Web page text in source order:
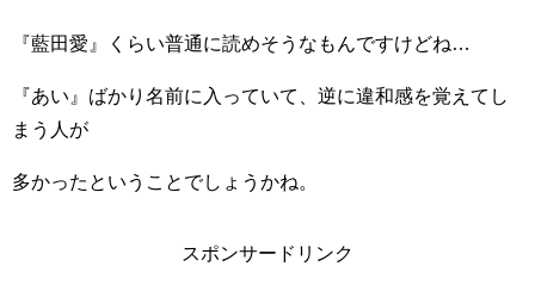
『藍田愛』くらい普通に読めそうなもんですけどね…
『あい』ばかり名前に入っていて、逆に違和感を覚えてし
まう人が
多かったということでしょうかね。
スポンサードリンク